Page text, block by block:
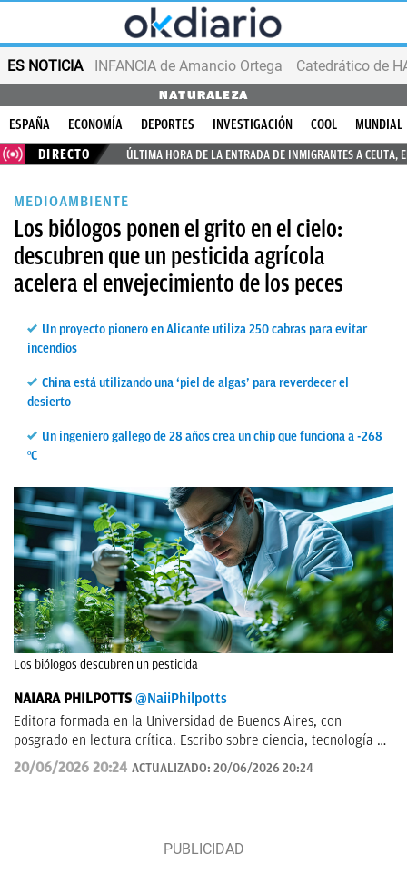
ES NOTICIA INFANCIA de Amancio Ortega
NATURALEZA
ESPAÑA ECONOMÍA DEPORTES INVESTIGACIÓN COOL
MUNDIAL
DIRECTO
ÚLTIMA HORA DE LA ENTRADA DE INMIGRANTES A CEUTA,
MEDIOAMBIENTE
Los biólogos ponen el grito en el cielo:
descubren que un pesticida agrícola
acelera el envejecimiento de los peces
Un proyecto pionero en Alicante utiliza 250 cabras para evitar
incendios
China está utilizando una ‘piel de algas’ para reverdecer el
desierto
Un ingeniero gallego de 28 años crea un chip que funciona a -268
ºC
Los biólogos descubren un pesticida
NAIARA PHILPOTTS @NaiiPhilpotts
Editora formada en la Universidad de Buenos Aires, con
posgrado en lectura crítica. Escribo sobre ciencia, tecnología y
actualidad. Soy escritora de novelas y gran aficionada a la
ciencia ficción.
20/06/2026 20:24 ACTUALIZADO: 20/06/2026 20:24